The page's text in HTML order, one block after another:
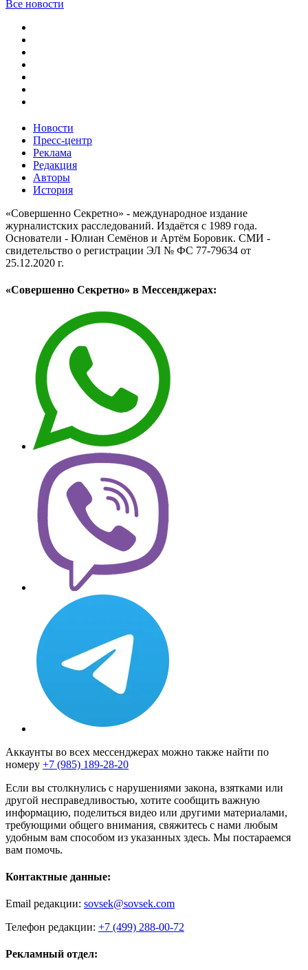
Все новости
Новости
Пресс-центр
Реклама
Редакция
Авторы
История
«Совершенно Секретно» - международное издание
журналистских расследований. Издаётся с 1989 года.
Основатели - Юлиан Семёнов и Артём Боровик. CМИ -
свидетельство о регистрации ЭЛ № ФС 77-79634 от
25.12.2020 г.
«Совершенно Секретно» в Мессенджерах:
Аккаунты во всех мессенджерах можно также найти по
номеру +7 (985) 189-28-20
Если вы столкнулись с нарушениями закона, взятками или
другой несправедливостью, хотите сообщить важную
информацию, поделиться видео или другими материалами,
требующими общего внимания, свяжитесь с нами любым
удобным вам способом из указанных здесь. Мы постараемся
вам помочь.
Контактные данные:
Email редакции: sovsek@sovsek.com
Телефон редакции: +7 (499) 288-00-72
Рекламный отдел: